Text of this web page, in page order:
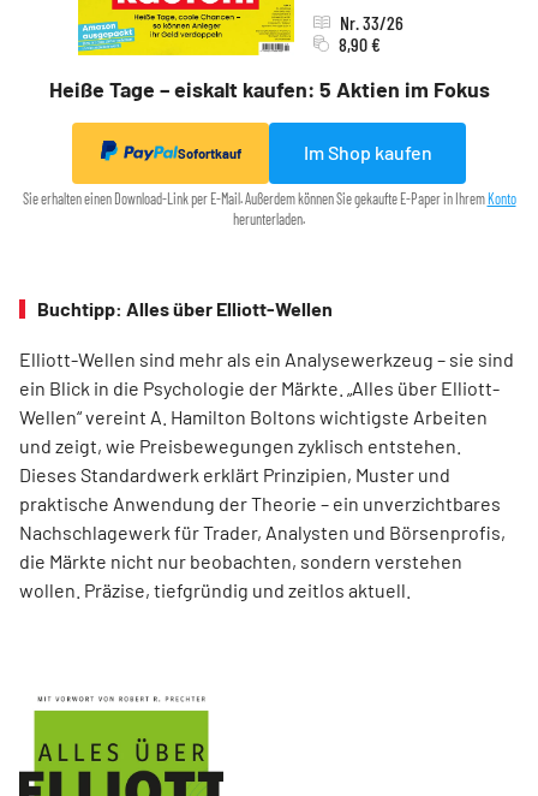
Heiße Tage – eiskalt kaufen: 5 Aktien im Fokus
Nr. 33/26
8,90 €
Sofortkauf Im Shop kaufen
Sie erhalten einen Download-Link per E-Mail. Außerdem können Sie gekaufte E-Paper in IhremKonto
herunterladen.
Buchtipp: Alles über Elliott-Wellen
Elliott-Wellen sind mehr als ein Analysewerkzeug – sie sind
ein Blick in die Psychologie der Märkte. „Alles über Elliott-
Wellen“ vereint A. Hamilton Boltons wichtigste Arbeiten
und zeigt, wie Preisbewegungen zyklisch entstehen.
Dieses Standardwerk erklärt Prinzipien, Muster und
praktische Anwendung der Theorie – ein unverzichtbares
Nachschlagewerk für Trader, Analysten und Börsenprofis,
die Märkte nicht nur beobachten, sondern verstehen
wollen. Präzise, tiefgründig und zeitlos aktuell.